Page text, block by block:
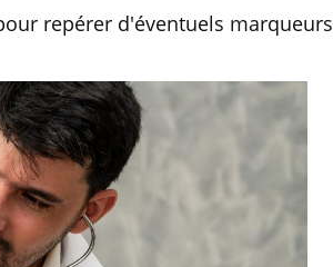
repérer d'éventuels marqueurs